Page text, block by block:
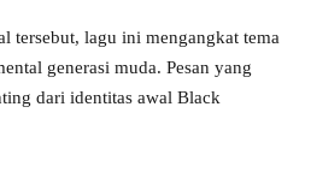
tersebut, lagu ini mengangkat tema
generasi muda. Pesan yang
dari identitas awal Black